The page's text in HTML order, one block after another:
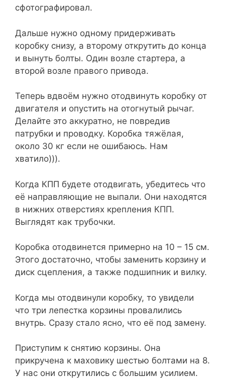
сфотографировал.
Дальше нужно одному придерживать
коробку снизу, а второму открутить до конца
и вынуть болты. Один возле стартера, а
второй возле правого привода.
Теперь вдвоём нужно отодвинуть коробку от
двигателя и опустить на отогнутый рычаг.
Делайте это аккуратно, не повредив
патрубки и проводку. Коробка тяжёлая,
около 30 кг если не ошибаюсь. Нам
хватило))).
Когда КПП будете отодвигать, убедитесь что
её направляющие не выпали. Они находятся
в нижних отверстиях крепления КПП.
Выглядят как трубочки.
Коробка отодвинется примерно на 10 – 15 см.
Этого достаточно, чтобы заменить корзину и
диск сцепления, а также подшипник и вилку.
Когда мы отодвинули коробку, то увидели
что три лепестка корзины провалились
внутрь. Сразу стало ясно, что её под замену.
Приступим к снятию корзины. Она
прикручена к маховику шестью болтами на 8.
У нас они открутились с большим усилием.